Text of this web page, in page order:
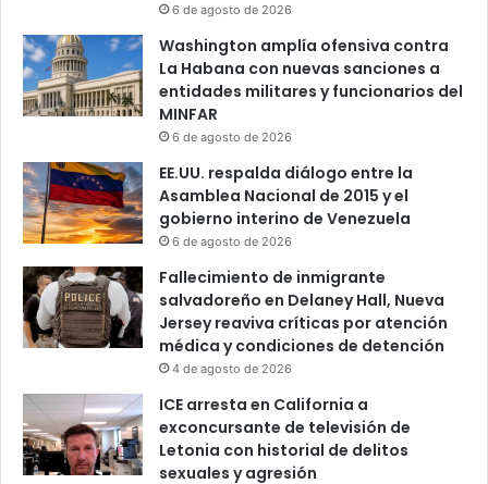
6 de agosto de 2026
Washington amplía ofensiva contra
La Habana con nuevas sanciones a
entidades militares y funcionarios del
MINFAR
6 de agosto de 2026
EE.UU. respalda diálogo entre la
Asamblea Nacional de 2015 y el
gobierno interino de Venezuela
6 de agosto de 2026
Fallecimiento de inmigrante
salvadoreño en Delaney Hall, Nueva
Jersey reaviva críticas por atención
médica y condiciones de detención
4 de agosto de 2026
ICE arresta en California a
exconcursante de televisión de
Letonia con historial de delitos
sexuales y agresión